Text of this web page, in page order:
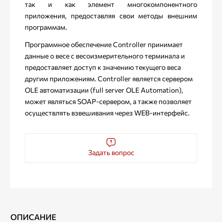
так и как элемент многокомпонентного
приложения, предоставляя свои методы внешним
программам.
Программное обеспечение Controller принимает
данные о весе с весоизмерительного терминала и
предоставляет доступ к значению текущего веса
другим приложениям. Controller является сервером
OLE автоматизации (full server OLE Automation),
может являться SOAP-сервером, а также позволяет
осуществлять взвешивания через WEB-интерфейс.
Задать вопрос
ОПИСАНИЕ